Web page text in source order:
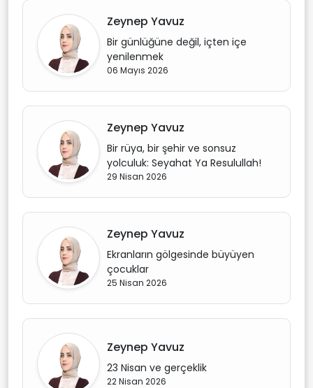
Zeynep Yavuz
Bir günlüğüne değil, içten içe
yenilenmek
06 Mayıs 2026
Zeynep Yavuz
Bir rüya, bir şehir ve sonsuz
yolculuk: Seyahat Ya Resulullah!
29 Nisan 2026
Zeynep Yavuz
Ekranların gölgesinde büyüyen
çocuklar
25 Nisan 2026
Zeynep Yavuz
23 Nisan ve gerçeklik
22 Nisan 2026